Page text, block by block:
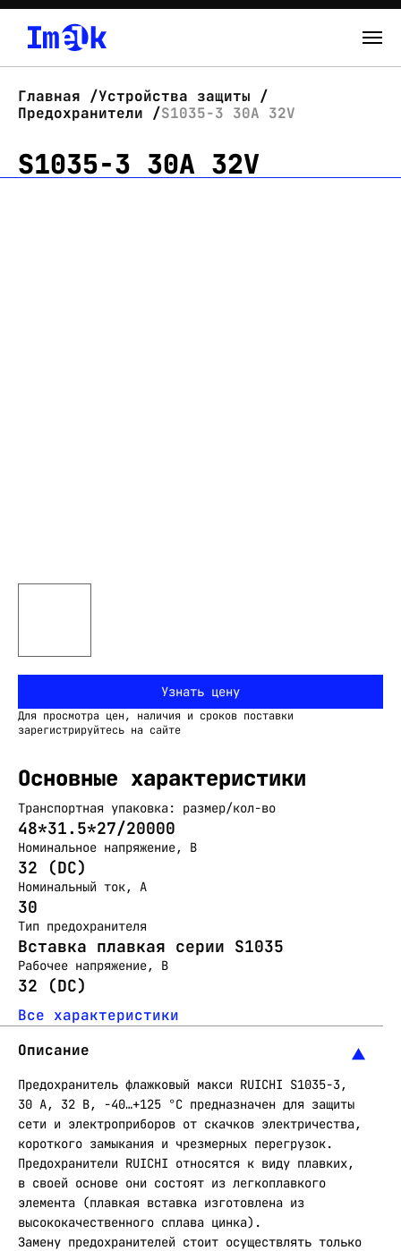
О нас
Новости
Главная
Устройства защиты
Предохранители
S1035-3 30A 32V
S1035-3 30A 32V
Узнать цену
Для просмотра цен, наличия и сроков поставки
зарегистрируйтесь на сайте
Основные характеристики
Транспортная упаковка: размер/кол-во
48*31.5*27/20000
Номинальное напряжение, В
32 (DС)
Номинальный ток, А
30
Тип предохранителя
Вставка плавкая серии S1035
Рабочее напряжение, В
32 (DС)
Все характеристики
Описание
Предохранитель флажковый макси RUICHI S1035-3,
30 А, 32 В, -40…+125 °C предназначен для защиты
сети и электроприборов от скачков электричества,
короткого замыкания и чрезмерных перегрузок.
Предохранители RUICHI относятся к виду плавких,
в своей основе они состоят из легкоплавкого
элемента (плавкая вставка изготовлена из
высококачественного сплава цинка).
Замену предохранителей стоит осуществлять только